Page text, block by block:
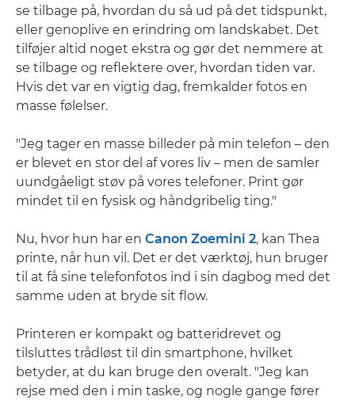
se tilbage på, hvordan du så ud på det tidspunkt,
eller genoplive en erindring om landskabet. Det
tilføjer altid noget ekstra og gør det nemmere at
se tilbage og reflektere over, hvordan tiden var.
Hvis det var en vigtig dag, fremkalder fotos en
masse følelser.
"Jeg tager en masse billeder på min telefon – den
er blevet en stor del af vores liv – men de samler
uundgåeligt støv på vores telefoner. Print gør
mindet til en fysisk og håndgribelig ting."
Nu, hvor hun har en Canon Zoemini 2, kan Thea
printe, når hun vil. Det er det værktøj, hun bruger
til at få sine telefonfotos ind i sin dagbog med det
samme uden at bryde sit flow.
Printeren er kompakt og batteridrevet og
tilsluttes trådløst til din smartphone, hvilket
betyder, at du kan bruge den overalt. "Jeg kan
rejse med den i min taske, og nogle gange fører